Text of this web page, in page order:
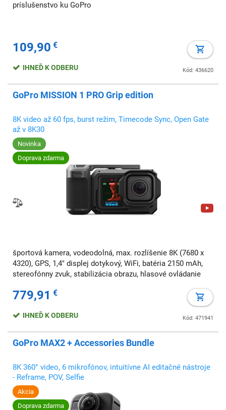
príslušenstvo ku GoPro
109,90 €
Kód: 436620
IHNEĎ K ODBERU
GoPro MISSION 1 PRO Grip edition
8K video až 60 fps, burst režim, Timecode Sync, Open Gate
až v 8K30
Novinka
Doprava zdarma
športová kamera, vodeodolná, max. rozlíšenie 8K (7680 x
4320), GPS, 1,4" displej dotykový, WiFi, batéria 2150 mAh,
stereofónny zvuk, stabilizácia obrazu, hlasové ovládanie
779,91 €
Kód: 471941
IHNEĎ K ODBERU
GoPro MAX2 + Accessories Bundle
8K 360° video, 6 mikrofónov, intuitívne AI editačné nástroje
- Reframe, POV, Selfie
Akcia
Doprava zdarma